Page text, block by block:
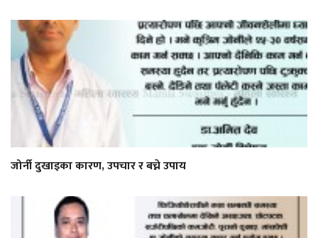
जोर्नी दुखाइका कारण, उपचार र बच्ने उपाय